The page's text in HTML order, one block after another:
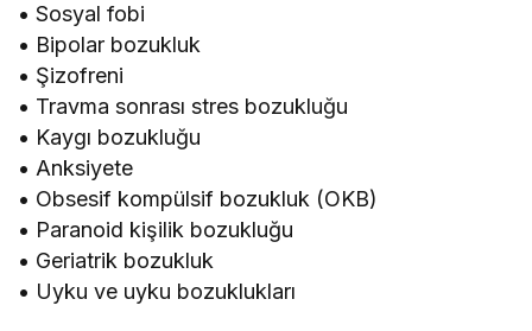
• Sosyal fobi
• Bipolar bozukluk
• Şizofreni
• Travma sonrası stres bozukluğu
• Kaygı bozukluğu
• Anksiyete
• Obsesif kompülsif bozukluk (OKB)
• Paranoid kişilik bozukluğu
• Geriatrik bozukluk
• Uyku ve uyku bozuklukları